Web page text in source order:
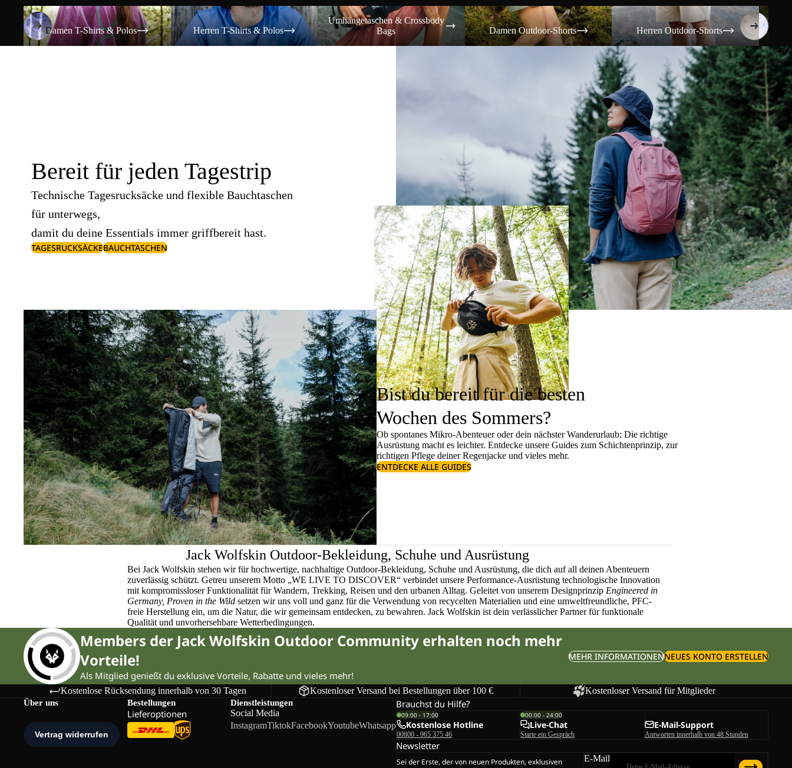
Damen T-Shirts & Polos
Damen T-Shirts & Polos
Herren T-Shirts & Polos
Herren T-Shirts & Polos
Umhängetaschen & Crossbody Bags
Umhängetaschen & Crossbody
Bags
Damen Outdoor-Shorts
Damen Outdoor-Shorts
Herren Outdoor-Shorts
Herren Outdoor-Shorts
Damen
Bereit für jeden Tagestrip
Technische Tagesrucksäcke und flexible Bauchtaschen
für unterwegs,
damit du deine Essentials immer griffbereit hast.
TAGESRUCKSÄCKEBAUCHTASCHEN
Bist du bereit für die besten
Wochen des Sommers?
Ob spontanes Mikro-Abenteuer oder dein nächster Wanderurlaub: Die richtige
Ausrüstung macht es leichter. Entdecke unsere Guides zum Schichtenprinzip, zur
richtigen Pflege deiner Regenjackeund vieles mehr.
ENTDECKE ALLE GUIDES
Jack Wolfskin Outdoor-Bekleidung, Schuhe und Ausrüstung
Bei Jack Wolfskin stehen wir für hochwertige, nachhaltige Outdoor-Bekleidung, Schuhe und Ausrüstung, die dich auf all deinen Abenteuern
zuverlässig schützt. Getreu unserem Motto „WE LIVE TO DISCOVER“ verbindet unsere Performance-Ausrüstung technologische Innovation
mit kompromissloser Funktionalität für Wandern, Trekking, Reisen und den urbanen Alltag. Geleitet von unserem Designprinzip Engineered in
Germany, Proven in the Wild setzen wir uns voll und ganz für die Verwendung von recycelten Materialien und eine umweltfreundliche, PFC-
freie Herstellung ein, um die Natur, die wir gemeinsam entdecken, zu bewahren. Jack Wolfskin ist dein verlässlicher Partner für funktionale
Qualität und unvorhersehbare Wetterbedingungen.
Members der Jack Wolfskin Outdoor Community erhalten noch mehr
Vorteile!
Als Mitglied genießt du exklusive Vorteile, Rabatte und vieles mehr!
MEHR INFORMATIONENNEUES KONTO ERSTELLEN
Kostenlose Rücksendung innerhalb von 30 Tagen Kostenloser Versand bei Bestellungen über 100 € Kostenloser Versand für Mitglieder
Über uns Bestellungen
Lieferoptionen
Dienstleistungen
Social Media
InstagramTiktokFacebookYoutubeWhatsapp
Brauchst du Hilfe?
09:00 - 17:00
Kostenlose Hotline
00800 - 965 375 46
00:00 - 24:00
Live-Chat
Starte ein Gespräch
E-Mail-Support
Antworten innerhalb von 48 Stunden
Newsletter
Sei der Erste, der von neuen Produkten, exklusiven
E-Mail